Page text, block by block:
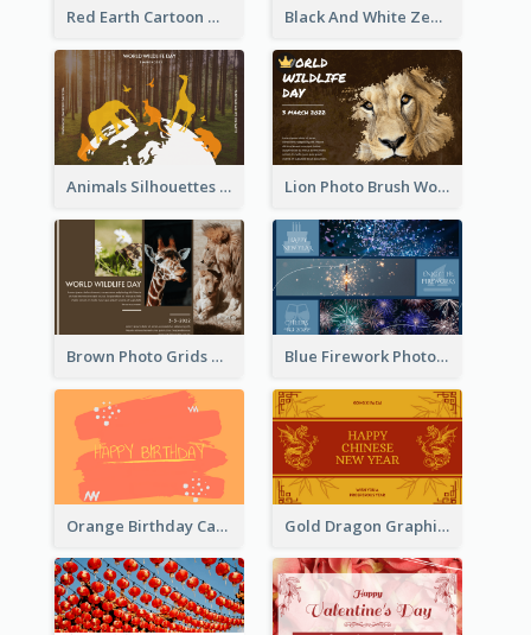
Red Earth Cartoon World Malaria Day Greeting Card Black And White Zebra World Wildlife Day Greeting Card
Animals Silhouettes World Wildlife Day Greeting Card Lion Photo Brush World Wildlife Day Greeting Card
Brown Photo Grids World Wildlife Day Greeting Card Blue Firework Photo Grid New Year Greeting Card
Orange Birthday Card Gold Dragon Graphic Lunar New Year Greeting Card